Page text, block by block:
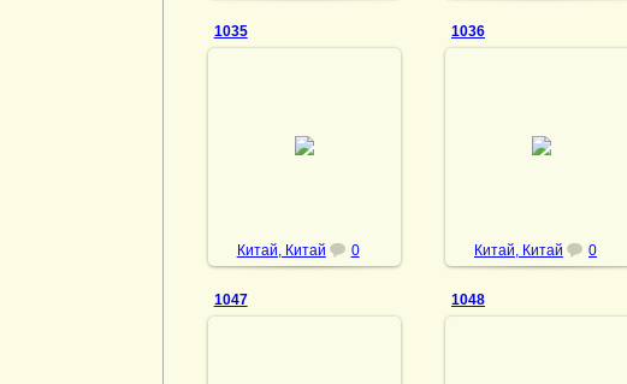
1035
Китай, Китай 0
1036
Китай, Китай 0
1047 1048